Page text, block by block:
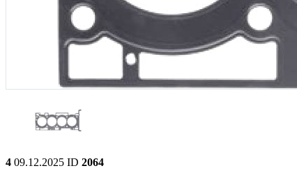
4 09.12.2025 ID 2064